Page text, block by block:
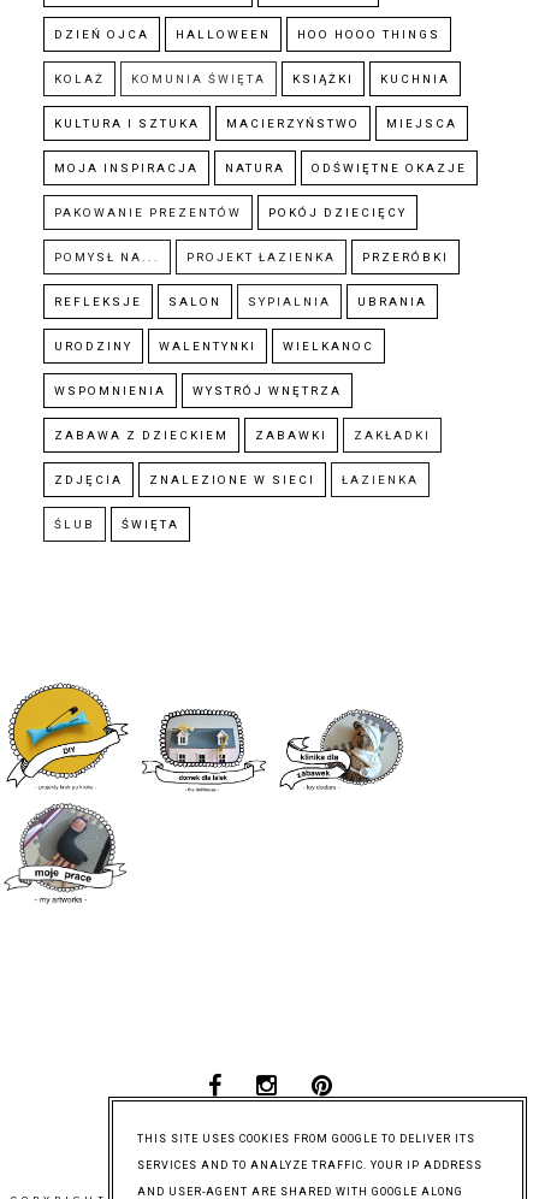
DZIEŃ OJCA HALLOWEEN HOO HOOO THINGS
KOLAŻ KOMUNIA ŚWIĘTA KSIĄŻKI KUCHNIA
KULTURA I SZTUKA MACIERZYŃSTWO MIEJSCA
MOJA INSPIRACJA NATURA ODŚWIĘTNE OKAZJE
PAKOWANIE PREZENTÓW POKÓJ DZIECIĘCY
POMYSŁ NA... PROJEKT ŁAZIENKA PRZERÓBKI
REFLEKSJE SALON SYPIALNIA UBRANIA
URODZINY WALENTYNKI WIELKANOC
WSPOMNIENIA WYSTRÓJ WNĘTRZA
ZABAWA Z DZIECKIEM ZABAWKI ZAKŁADKI
ZDJĘCIA ZNALEZIONE W SIECI ŁAZIENKA
ŚLUB ŚWIĘTA
THIS SITE USES COOKIES FROM GOOGLE TO DELIVER ITS
SERVICES AND TO ANALYZE TRAFFIC. YOUR IP ADDRESS
AND USER-AGENT ARE SHARED WITH GOOGLE ALONG